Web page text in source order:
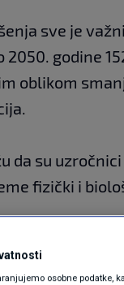
sve je
2050. godine
oblikom
da su
fizički i
osobne podatke,